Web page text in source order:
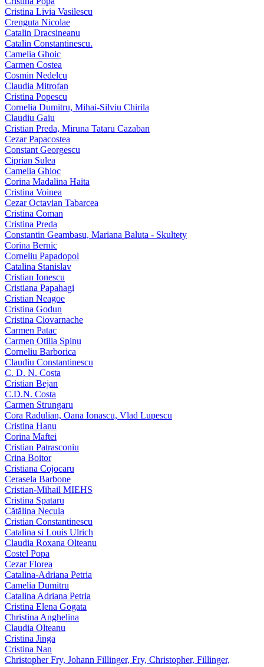
Cristina Livia Vasilescu
Crenguta Nicolae
Catalin Dracsineanu
Catalin Constantinescu.
Camelia Ghoic
Carmen Costea
Cosmin Nedelcu
Claudia Mitrofan
Cristina Popescu
Cornelia Dumitru, Mihai‑Silviu Chirila
Claudiu Gaiu
Cristian Preda, Miruna Tataru Cazaban
Cezar Papacostea
Constant Georgescu
Ciprian Sulea
Camelia Ghioc
Corina Madalina Haita
Cristina Voinea
Cezar Octavian Tabarcea
Cristina Coman
Cristina Preda
Constantin Geambasu, Mariana Baluta - Skultety
Corina Bernic
Corneliu Papadopol
Catalina Stanislav
Cristian Ionescu
Cristiana Papahagi
Cristian Neagoe
Cristina Godun
Cristina Ciovarnache
Carmen Patac
Carmen Otilia Spinu
Corneliu Barborica
Claudiu Constantinescu
C. D. N. Costa
Cristian Bejan
C.D.N. Costa
Carmen Strungaru
Cora Radulian, Oana Ionascu, Vlad Lupescu
Cristina Hanu
Corina Maftei
Cristian Patrasconiu
Crina Boitor
Cristiana Cojocaru
Cerasela Barbone
Cristian-Mihail MIEHS
Cristina Spataru
Cătălina Necula
Cristian Constantinescu
Catalina si Louis Ulrich
Claudia Roxana Olteanu
Costel Popa
Cezar Florea
Catalina-Adriana Petria
Camelia Dumitru
Catalina Adriana Petria
Cristina Elena Gogata
Christina Anghelina
Claudia Olteanu
Cristina Jinga
Cristina Nan
Christopher Fry, Johann Fillinger, Fry, Christopher, Fillinger,